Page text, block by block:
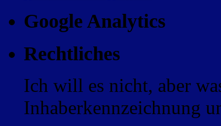
Google Analytics
Rechtliches
Ich will es nicht, aber
Inhaberkennzeichnung